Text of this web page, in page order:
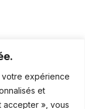
votre expérience
et
accepter », vous